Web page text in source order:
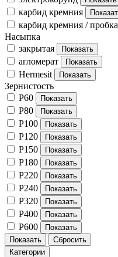
карбид кремния
карбид кремния / пробка
Насыпка
закрытая
агломерат
Hermesit
Зернистость
P60
P80
P100
P120
P150
P180
P220
P240
P320
P400
P600
Категории